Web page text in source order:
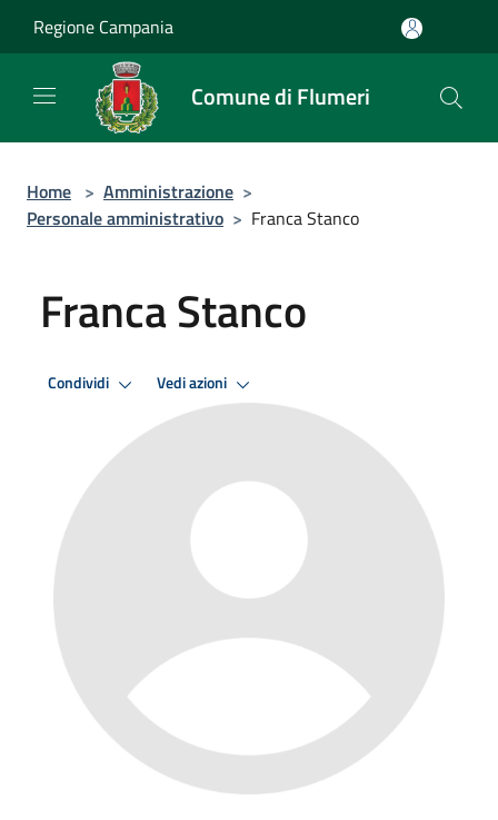
Regione Campania
Comune di Flumeri
Home > Amministrazione >
Personale amministrativo > Franca Stanco
Franca Stanco
Condividi Vedi azioni